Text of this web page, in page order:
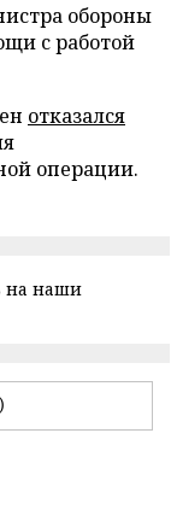
обороны
с работой
отказался
операции.
на наши